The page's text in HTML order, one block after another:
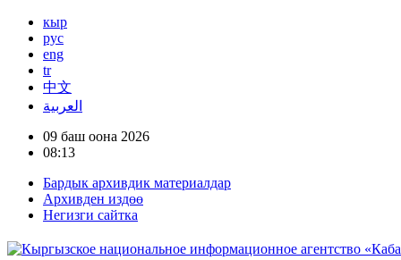
кыр
рус
eng
tr
中文
العربية
09 баш оона 2026
08:13
Бардык архивдик материалдар
Архивден издөө
Негизги сайтка